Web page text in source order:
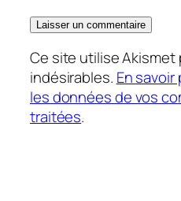
Ce site utilise Akismet
indésirables. En
les données de vos
traitées.